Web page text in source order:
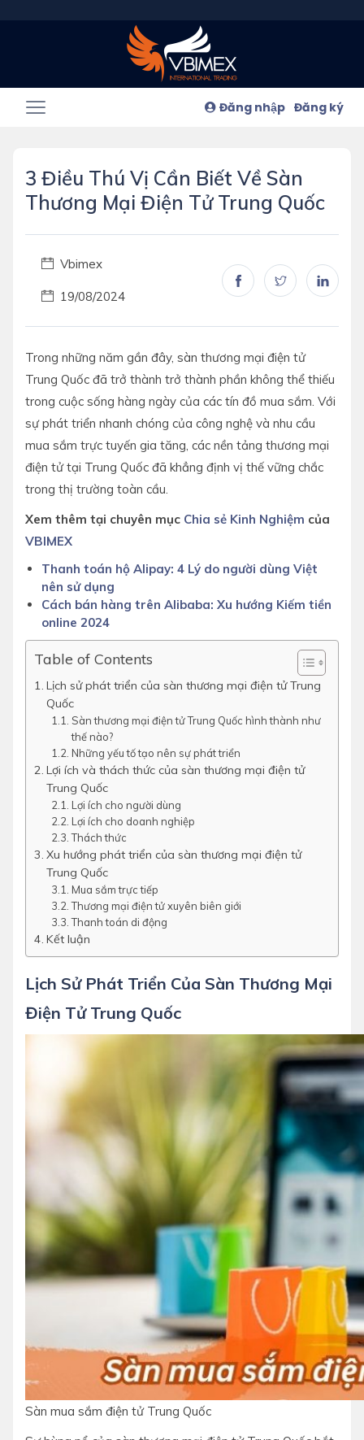
Đăng nhập Đăng ký
3 Điều Thú Vị Cần Biết Về Sàn
Thương Mại Điện Tử Trung Quốc
Vbimex
19/08/2024
Trong những năm gần đây, sàn thương mại điện tử
Trung Quốc đã trở thành trở thành phần không thể thiếu
trong cuộc sống hàng ngày của các tín đồ mua sắm. Với
sự phát triển nhanh chóng của công nghệ và nhu cầu
mua sắm trực tuyến gia tăng, các nền tảng thương mại
điện tử tại Trung Quốc đã khẳng định vị thế vững chắc
trong thị trường toàn cầu.
Xem thêm tại chuyên mục Chia sẻ Kinh Nghiệm của
VBIMEX
Thanh toán hộ Alipay: 4 Lý do người dùng Việt
nên sử dụng
Cách bán hàng trên Alibaba: Xu hướng Kiếm tiền
online 2024
Table of Contents
Lịch sử phát triển của sàn thương mại điện tử Trung
Quốc
Sàn thương mại điện tử Trung Quốc hình thành như
thế nào?
Những yếu tố tạo nên sự phát triển
Lợi ích và thách thức của sàn thương mại điện tử
Trung Quốc
Lợi ích cho người dùng
Lợi ích cho doanh nghiệp
Thách thức
Xu hướng phát triển của sàn thương mại điện tử
Trung Quốc
Mua sắm trực tiếp
Thương mại điện tử xuyên biên giới
Thanh toán di động
Kết luận
Lịch Sử Phát Triển Của Sàn Thương Mại
Điện Tử Trung Quốc
Sàn mua sắm điện tử Trung Quốc